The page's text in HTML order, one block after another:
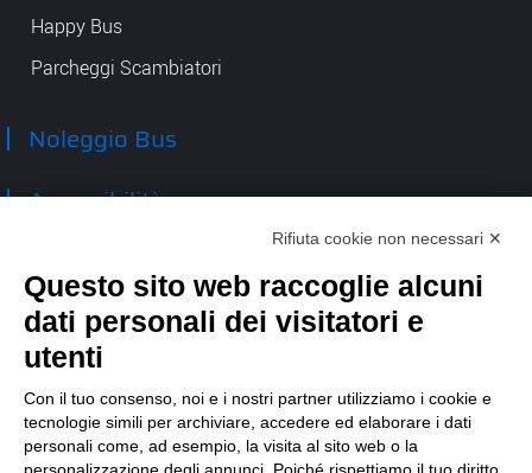
Happy Bus
Parcheggi Scambiatori
Noleggio Bus
Accessibilità
TEP spa
Via Taro 12
43125 Parma
Tel. 0521.2141
E-mail:tep@tep.pr.it
Rifiuta cookie non necessari ✕
Questo sito web raccoglie alcuni
dati personali dei visitatori e
utenti
Con il tuo consenso, noi e i nostri partner utilizziamo i cookie e
tecnologie simili per archiviare, accedere ed elaborare i dati
personali come, ad esempio, la visita al sito web o la